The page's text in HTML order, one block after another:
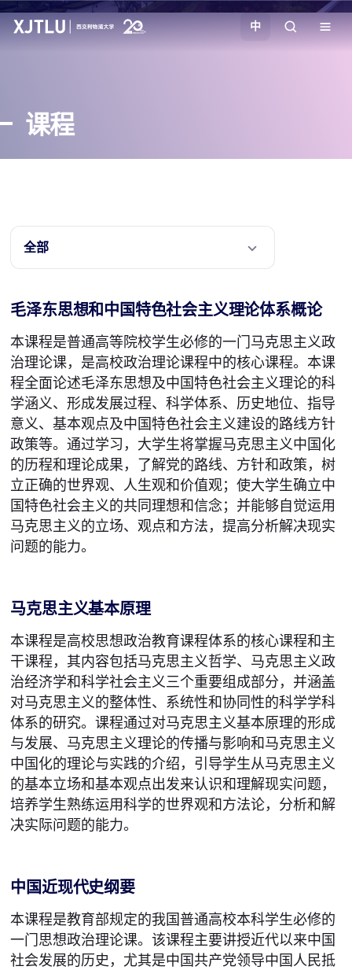
招生
学院
校园生活
关于我们
中
课程
全部
毛泽东思想和中国特色社会主义理论体系概论
本课程是普通高等院校学生必修的一门马克思主义政
治理论课，是高校政治理论课程中的核心课程。本课
程全面论述毛泽东思想及中国特色社会主义理论的科
学涵义、形成发展过程、科学体系、历史地位、指导
意义、基本观点及中国特色社会主义建设的路线方针
政策等。通过学习，大学生将掌握马克思主义中国化
的历程和理论成果，了解党的路线、方针和政策，树
立正确的世界观、人生观和价值观；使大学生确立中
国特色社会主义的共同理想和信念；并能够自觉运用
马克思主义的立场、观点和方法，提高分析解决现实
问题的能力。
马克思主义基本原理
本课程是高校思想政治教育课程体系的核心课程和主
干课程，其内容包括马克思主义哲学、马克思主义政
治经济学和科学社会主义三个重要组成部分，并涵盖
对马克思主义的整体性、系统性和协同性的科学学科
体系的研究。课程通过对马克思主义基本原理的形成
与发展、马克思主义理论的传播与影响和马克思主义
中国化的理论与实践的介绍，引导学生从马克思主义
的基本立场和基本观点出发来认识和理解现实问题，
培养学生熟练运用科学的世界观和方法论，分析和解
决实际问题的能力。
中国近现代史纲要
本课程是教育部规定的我国普通高校本科学生必修的
一门思想政治理论课。该课程主要讲授近代以来中国
社会发展的历史，尤其是中国共产党领导中国人民抵